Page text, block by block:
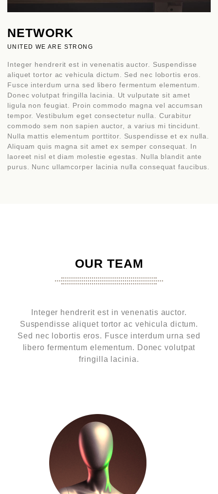
NETWORK
UNITED WE ARE STRONG
Integer hendrerit est in venenatis auctor. Suspendisse
aliquet tortor ac vehicula dictum. Sed nec lobortis eros.
Fusce interdum urna sed libero fermentum elementum.
Donec volutpat fringilla lacinia. Ut vulputate sit amet
ligula non feugiat. Proin commodo magna vel accumsan
tempor. Vestibulum eget consectetur nulla. Curabitur
commodo sem non sapien auctor, a varius mi tincidunt.
Nulla mattis elementum porttitor. Suspendisse et ex nulla.
Aliquam quis magna sit amet ex semper consequat. In
laoreet nisl et diam molestie egestas. Nulla blandit ante
purus. Nunc ullamcorper lacinia nulla consequat faucibus.
OUR TEAM
Integer hendrerit est in venenatis auctor.
Suspendisse aliquet tortor ac vehicula dictum.
Sed nec lobortis eros. Fusce interdum urna sed
libero fermentum elementum. Donec volutpat
fringilla lacinia.